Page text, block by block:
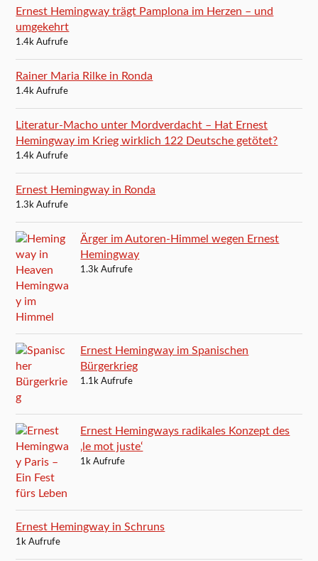
Ernest Hemingway trägt Pamplona im Herzen – und
umgekehrt
1.4k Aufrufe
Rainer Maria Rilke in Ronda
1.4k Aufrufe
Literatur-Macho unter Mordverdacht – Hat Ernest
Hemingway im Krieg wirklich 122 Deutsche getötet?
1.4k Aufrufe
Ernest Hemingway in Ronda
1.3k Aufrufe
Ärger im Autoren-Himmel wegen Ernest
Hemingway
1.3k Aufrufe
Ernest Hemingway im Spanischen
Bürgerkrieg
1.1k Aufrufe
Ernest Hemingways radikales Konzept des
‚le mot juste‘
1k Aufrufe
Ernest Hemingway in Schruns
1k Aufrufe